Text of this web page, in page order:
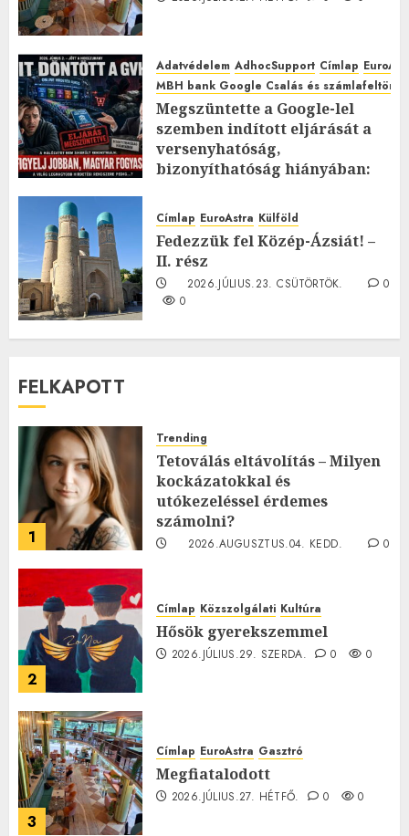
Adatvédelem AdhocSupport Címlap
MBH bank Google Csalás és
Megszüntette a Google-lel
szemben indított eljárását a
versenyhatóság,
bizonyíthatóság hiányában:
2026.JÚLIUS.23. CSÜTÖRTÖK.
0
Címlap EuroAstra Külföld
Fedezzük fel Közép-Ázsiát! –
II. rész
2026.JÚLIUS.23. CSÜTÖRTÖK.
0
0
FELKAPOTT
1
Trending
Tetoválás eltávolítás – Milyen
kockázatokkal és
utókezeléssel érdemes
számolni?
2026.AUGUSZTUS.04. KEDD.
0
2
Címlap Közszolgálati Kultúra
Hősök gyerekszemmel
2026.JÚLIUS.29. SZERDA. 0 0
3
Címlap EuroAstra Gasztró
Megfiatalodott
2026.JÚLIUS.27. HÉTFŐ. 0 0